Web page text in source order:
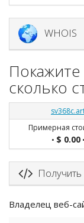
WHOIS
сколько
Примерная
• $ 0.00•
Получить
Владелец веб-